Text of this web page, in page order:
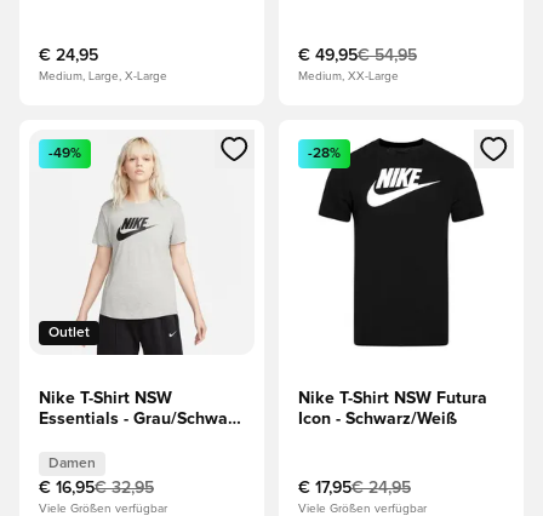
€ 24,95
Medium, Large, X-Large
€ 49,95€ 54,95
Medium, XX-Large
Öffnet ein Fenster zum Anmelden oder Registrieren als
Outlet
-49%
Nike T-Shirt NSW
Essentials - Grau/Schwarz
Damen
€ 16,95€ 32,95
Viele Größen verfügbar
Öffnet ein Fenster zum
-28%
Nike T-Shirt NSW Futura
Icon - Schwarz/Weiß
€ 17,95€ 24,95
Viele Größen verfügbar